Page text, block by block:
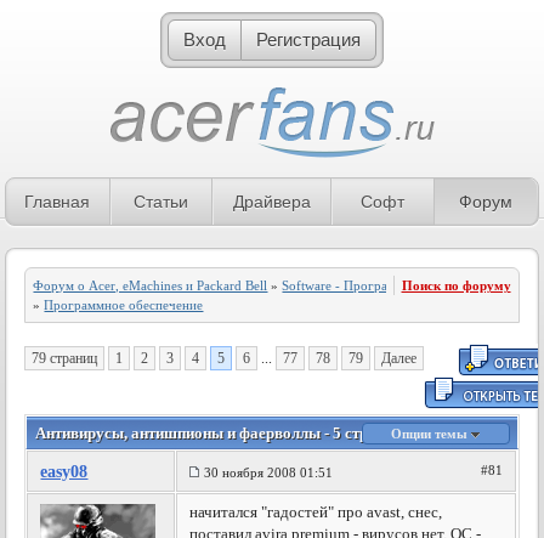
Вход Регистрация
Главная Статьи Драйвера Софт Форум
Форум о Acer, eMachines и Packard Bell »Software - Программное обеспечение
»Программное обеспечение
Поиск по форуму
79 страниц 1 2 3 4 5 6 ... 77 78 79 Далее
Антивирусы, антишпионы и фаерволлы - 5 страницаОпции темы
easy08 30 ноября 2008 01:51 #81
начитался "гадостей" про avast, снес,
поставил avira premium - вирусов нет. ОС -